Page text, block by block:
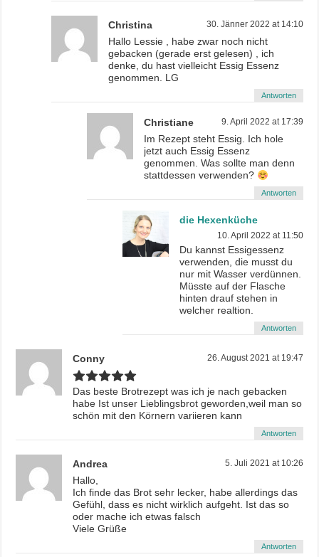
Christina 30. Jänner 2022 at 14:10
Hallo Lessie , habe zwar noch nicht
gebacken (gerade erst gelesen) , ich
denke, du hast vielleicht Essig Essenz
genommen. LG
Antworten
Christiane 9. April 2022 at 17:39
Im Rezept steht Essig. Ich hole
jetzt auch Essig Essenz
genommen. Was sollte man denn
stattdessen verwenden?
Antworten
die Hexenküche
10. April 2022 at 11:50
Du kannst Essigessenz
verwenden, die musst du
nur mit Wasser verdünnen.
Müsste auf der Flasche
hinten drauf stehen in
welcher realtion.
Antworten
Conny 26. August 2021 at 19:47
Das beste Brotrezept was ich je nach gebacken
habe Ist unser Lieblingsbrot geworden,weil man so
schön mit den Körnern variieren kann
Antworten
Andrea 5. Juli 2021 at 10:26
Hallo,
Ich finde das Brot sehr lecker, habe allerdings das
Gefühl, dass es nicht wirklich aufgeht. Ist das so
oder mache ich etwas falsch
Viele Grüße
Antworten